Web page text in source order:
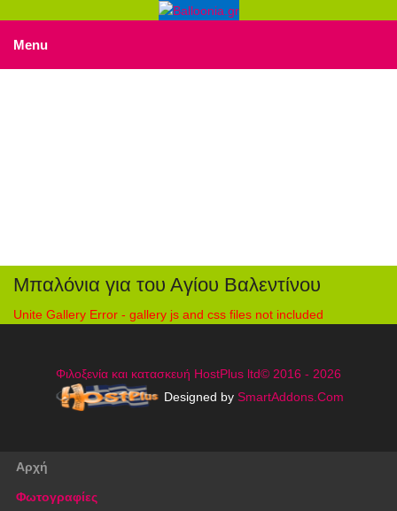
Menu
Μπαλόνια για του Αγίου Βαλεντίνου
Unite Gallery Error - gallery js and css files not included
Φιλοξενία και κατασκευή HostPlus ltd© 2016 - 2026
Designed by SmartAddons.Com
Αρχή
Φωτογραφίες